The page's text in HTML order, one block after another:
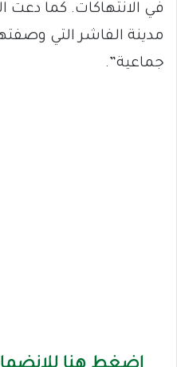
في الانتهاكات. كما دعت
مدينة الفاشر التي
جماعية”.